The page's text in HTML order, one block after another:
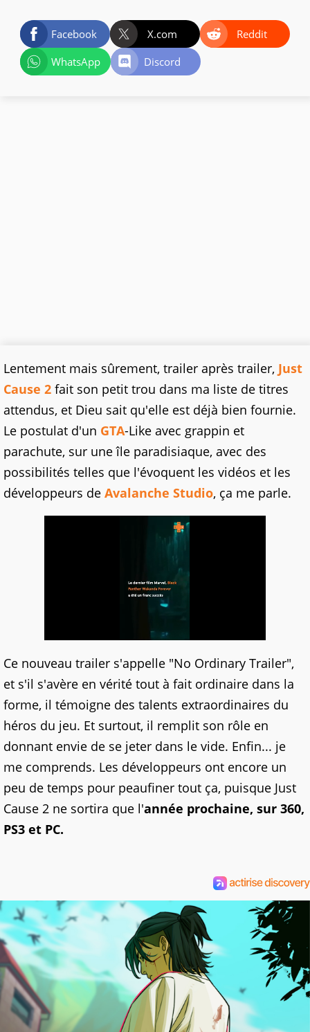
Facebook X.com
Reddit
WhatsApp
Discord
Lentement mais sûrement, trailer après trailer, Just
Cause 2 fait son petit trou dans ma liste de titres
attendus, et Dieu sait qu'elle est déjà bien fournie.
Le postulat d'un GTA-Like avec grappin et
parachute, sur une île paradisiaque, avec des
possibilités telles que l'évoquent les vidéos et les
développeurs de Avalanche Studio, ça me parle.
Ce nouveau trailer s'appelle "No Ordinary Trailer",
et s'il s'avère en vérité tout à fait ordinaire dans la
forme, il témoigne des talents extraordinaires du
héros du jeu. Et surtout, il remplit son rôle en
donnant envie de se jeter dans le vide. Enfin... je
me comprends. Les développeurs ont encore un
peu de temps pour peaufiner tout ça, puisque Just
Cause 2 ne sortira que l'année prochaine, sur 360,
PS3 et PC.